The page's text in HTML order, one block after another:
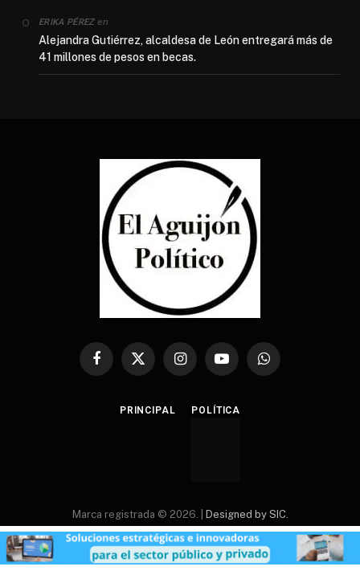
ERIKA PÉREZen
Alejandra Gutiérrez, alcaldesa de León entregará más de
41 millones de pesos en becas.
Facebook
X
InstagramYouTubeWhatsApp
PRINCIPAL POLÍTICA
Marca registrada © 2026. | Designed by SIC.